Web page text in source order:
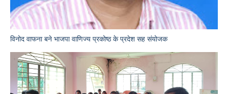
विनोद वाफना बने भाजपा वाणिज्य प्रकोष्ठ के प्रदेश सह संयोजक